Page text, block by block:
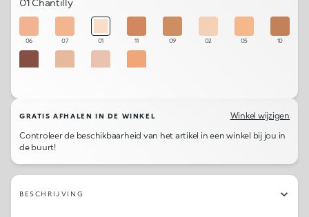
01 Chantilly
06 07 01 11 09 02 05 10
GRATIS AFHALEN IN DE WINKEL
Winkel wijzigen
Controleer de beschikbaarheid van het artikel in een winkel bij jou in
de buurt!
BESCHRIJVING